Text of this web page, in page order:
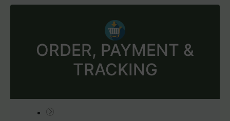
ORDER, PAYMENT &
TRACKING